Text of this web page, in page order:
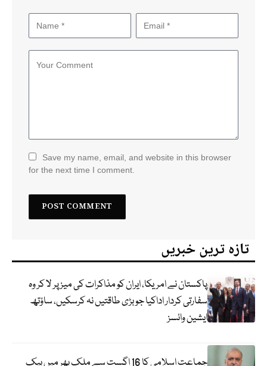
Save my name, email, and website in this browser
for the next time I comment.
تازہ ترین خبریں
پاکستان نے امریکا، ایران کو مذاکرات کی میز پر لا کر وہ
سفارتی کردار اداکیا جو بڑی طاقتیں نہ کرسکیں، ساؤتھ
ایشین وائسز
جماعت اسلامی کا 16 اگست سے ملک بھر میں بیک